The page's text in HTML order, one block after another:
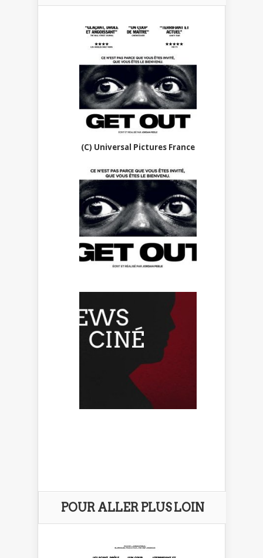
(C) Universal Pictures France
POUR ALLER PLUS LOIN